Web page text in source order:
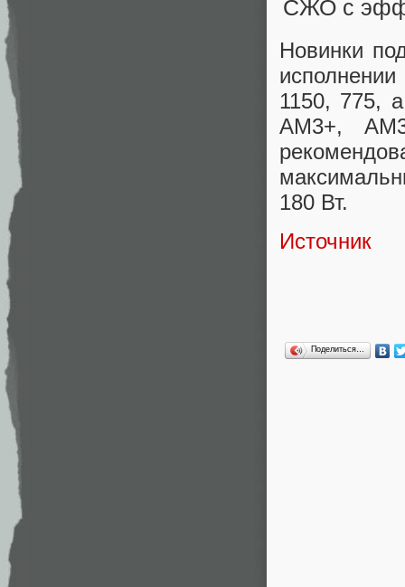
Новинки
1150, 775,
AM3+,
180 Вт.
Источник
Поделиться…